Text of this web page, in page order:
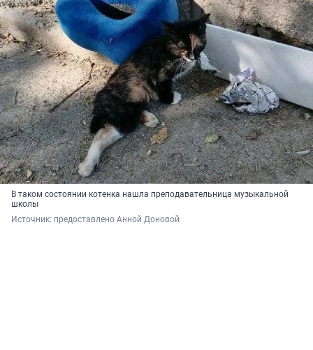
В таком состоянии котенка нашла преподавательница музыкальной
школы
Источник: предоставлено Анной Доновой